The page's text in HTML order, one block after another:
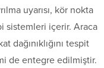
uyarısı, kör nokta
sistemleri içerir. Araca
dağınıklığını tespit
de entegre edilmiştir.